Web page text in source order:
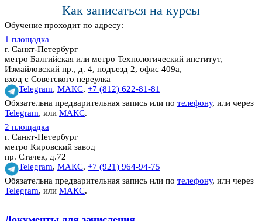
Как записаться на курсы
Обучение проходит по адресу:
1 площадка
г. Санкт-Петербург
метро Балтийская или метро Технологический институт,
Измайловский пр., д. 4, подъезд 2, офис 409а,
вход с Советского переулка
Telegram, МАКС, +7 (812) 622-81-81
Обязательна предварительная запись или по телефону, или через
Telegram, или МАКС.
2 площадка
г. Санкт-Петербург
метро Кировский завод
пр. Стачек, д.72
Telegram, МАКС, +7 (921) 964-94-75
Обязательна предварительная запись или по телефону, или через
Telegram, или МАКС.